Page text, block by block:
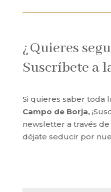
¿Quieres
Suscríbete a
Si quieres saber toda
Campo de Borja,
newsletter a través
déjate seducir por